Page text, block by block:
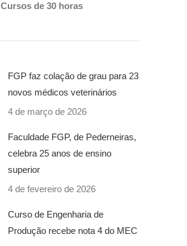
Cursos de 30 horas
FGP faz colação de grau para 23
novos médicos veterinários
4 de março de 2026
Faculdade FGP, de Pederneiras,
celebra 25 anos de ensino
superior
4 de fevereiro de 2026
Curso de Engenharia de
Produção recebe nota 4 do MEC